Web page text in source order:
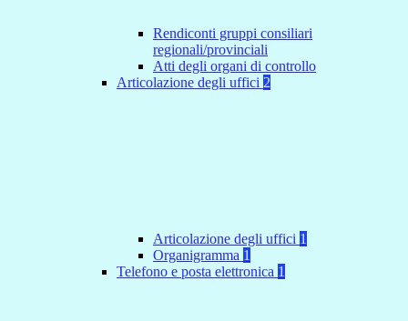
Rendiconti gruppi consiliari
regionali/provinciali
Atti degli organi di controllo
Articolazione degli uffici 2
Articolazione degli uffici 1
Organigramma 1
Telefono e posta elettronica 1